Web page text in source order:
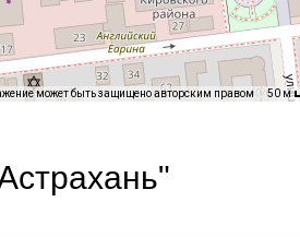
может быть защищено авторским правом 50 м